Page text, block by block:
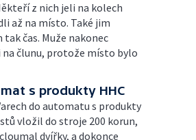
z nich jeli na kolech
až na místo. Také jim
čas. Muže nakonec
člunu, protože místo bylo
s produkty HHC
do automatu s produkty
vložil do stroje 200 korun,
dvířky, a dokonce